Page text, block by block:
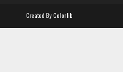
Created ByColorlib